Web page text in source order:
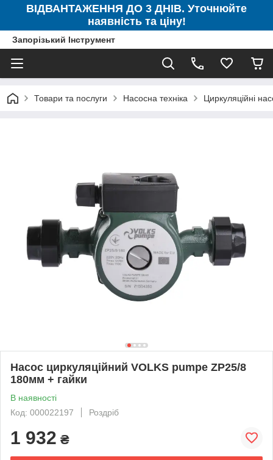
ВІДВАНТАЖЕННЯ ДО 3 ДНІВ. Уточнюйте
наявність та ціну!
Запорізький Інструмент
Товари та послуги Насосна техніка Циркуляційні
Насос циркуляційний VOLKS pumpe ZP25/8
180мм + гайки
В наявності
Код: 000022197
Роздріб
1 932 ₴